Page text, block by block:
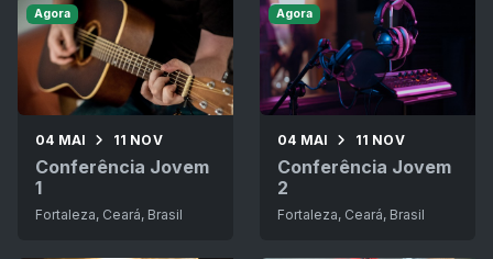
04 MAI 11 NOV
Conferência Jovem
1
Fortaleza, Ceará, Brasil
Agora
04 MAI 11 NOV
Conferência Jovem
2
Fortaleza, Ceará, Brasil
Agora